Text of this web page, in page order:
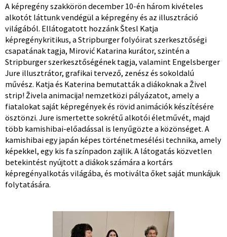
A képregény szakkörön december 10-én három kivételes
alkotót láttunk vendégül a képregény és az illusztráció
világából. Ellátogatott hozzánk Štesl Katja
képregénykritikus, a Stripburger folyóirat szerkesztőségi
csapatának tagja, Mirović Katarina kurátor, szintén a
Stripburger szerkesztőségének tagja, valamint Engelsberger
Jure illusztrátor, grafikai tervező, zenész és sokoldalú
művész. Katja és Katerina bemutatták a diákoknak a Živel
strip! Živela animacija! nemzetközi pályázatot, amely a
fiatalokat saját képregények és rövid animációk készítésére
ösztönzi. Jure ismertette sokrétű alkotói életművét, majd
több kamishibai-előadással is lenyűgözte a közönséget. A
kamishibai egy japán képes történetmesélési technika, amely
képekkel, egy kis fa színpadon zajlik. A látogatás közvetlen
betekintést nyújtott a diákok számára a kortárs
képregényalkotás világába, és motiválta őket saját munkájuk
folytatására.